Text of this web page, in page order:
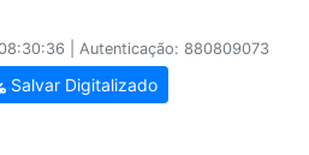
| Autenticação: 880809073
Salvar Digitalizado